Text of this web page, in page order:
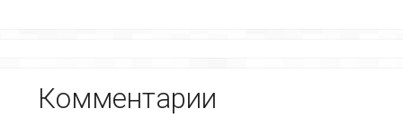
Комментарии